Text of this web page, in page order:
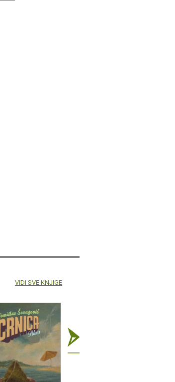
VIDI SVE KNJIGE